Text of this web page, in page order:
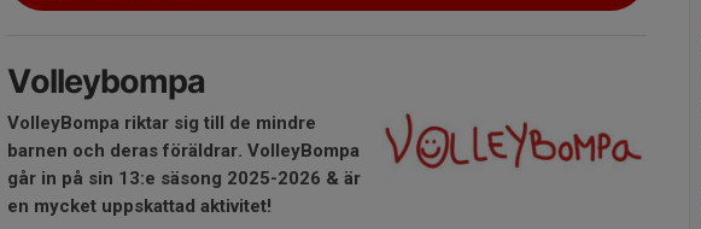
Volleybompa
VolleyBompa riktar sig till de mindre
barnen och deras föräldrar. VolleyBompa
går in på sin 13:e säsong 2025-2026 & är
en mycket uppskattad aktivitet!